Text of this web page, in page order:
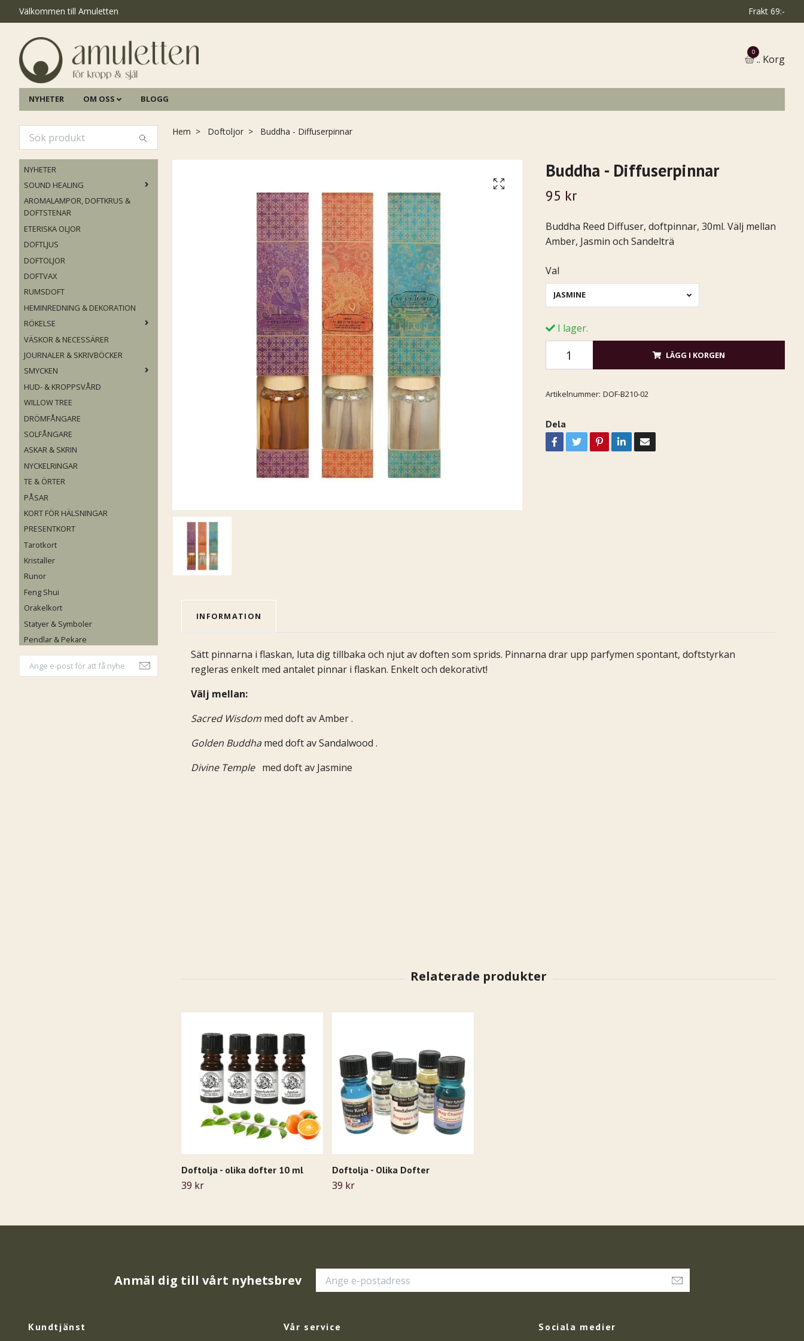
Välkommen till Amuletten Frakt 69:-
0
.. Korg
NYHETER OM OSS BLOGG
NYHETER
SOUND HEALING
AROMALAMPOR, DOFTKRUS &
DOFTSTENAR
ETERISKA OLJOR
DOFTLJUS
DOFTOLJOR
DOFTVAX
RUMSDOFT
HEMINREDNING & DEKORATION
RÖKELSE
VÄSKOR & NECESSÄRER
JOURNALER & SKRIVBÖCKER
SMYCKEN
HUD- & KROPPSVÅRD
WILLOW TREE
DRÖMFÅNGARE
SOLFÅNGARE
ASKAR & SKRIN
NYCKELRINGAR
TE & ÖRTER
PÅSAR
KORT FÖR HÄLSNINGAR
PRESENTKORT
Tarotkort
Kristaller
Runor
Feng Shui
Orakelkort
Statyer & Symboler
Pendlar & Pekare
Hem Doftoljor Buddha - Diffuserpinnar
Buddha - Diffuserpinnar
95 kr
Buddha Reed Diffuser, doftpinnar, 30ml. Välj mellan
Amber, Jasmin och Sandelträ
Val
JASMINE
I lager.
LÄGG I KORGEN
Artikelnummer: DOF-B210-02
Dela
INFORMATION
Sätt pinnarna i flaskan, luta dig tillbaka och njut av doften som sprids. Pinnarna drar upp parfymen spontant, doftstyrkan
regleras enkelt med antalet pinnar i flaskan. Enkelt och dekorativt!
Välj mellan:
Sacred Wisdom med doft av Amber .
Golden Buddhamed doft av Sandalwood .
Divine Temple med doft av Jasmine
Doftolja - olika dofter 10 ml
39 kr
Doftolja - Olika Dofter
39 kr
Anmäl dig till vårt nyhetsbrev
Kundtjänst Vår service Sociala medier